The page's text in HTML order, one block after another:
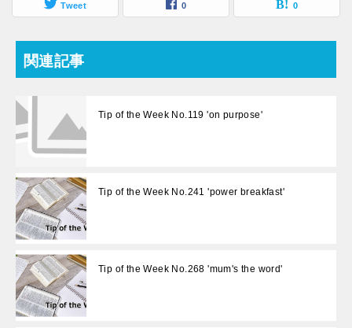
Tweet 0 0
関連記事
Tip of the Week No.119 'on purpose'
Tip of the Week No.241 'power breakfast'
Tip of the Week No.268 'mum's the word'